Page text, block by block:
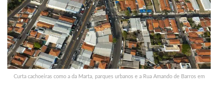
Curta cachoeiras como a da Marta, parques urbanos e a Rua Amando de Barros em